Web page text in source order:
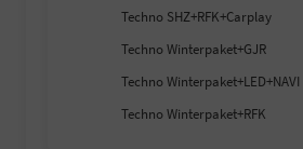
Techno SHZ+RFK+Carplay
Techno Winterpaket+GJR
Techno Winterpaket+LED+NAVI
Techno Winterpaket+RFK